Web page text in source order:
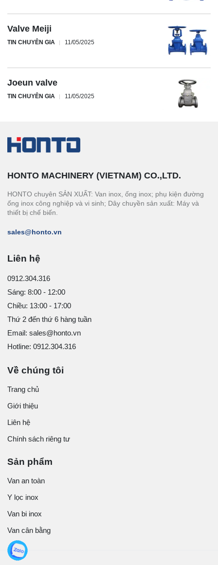
Valve Meiji
TIN CHUYÊN GIA 11/05/2025
Joeun valve
TIN CHUYÊN GIA 11/05/2025
HONTO MACHINERY (VIETNAM) CO.,LTD.
HONTO chuyên SẢN XUẤT: Van inox, ống inox; phụ kiện đường
ống inox công nghiệp và vi sinh; Dây chuyền sản xuất: Máy và
thiết bị chế biến.
sales@honto.vn
Liên hệ
0912.304.316
Sáng: 8:00 - 12:00
Chiều: 13:00 - 17:00
Thứ 2 đến thứ 6 hàng tuần
Email: sales@honto.vn
Hotline: 0912.304.316
Về chúng tôi
Trang chủ
Giới thiệu
Liên hệ
Chính sách riêng tư
Sản phẩm
Van an toàn
Y lọc inox
Van bi inox
Van cân bằng